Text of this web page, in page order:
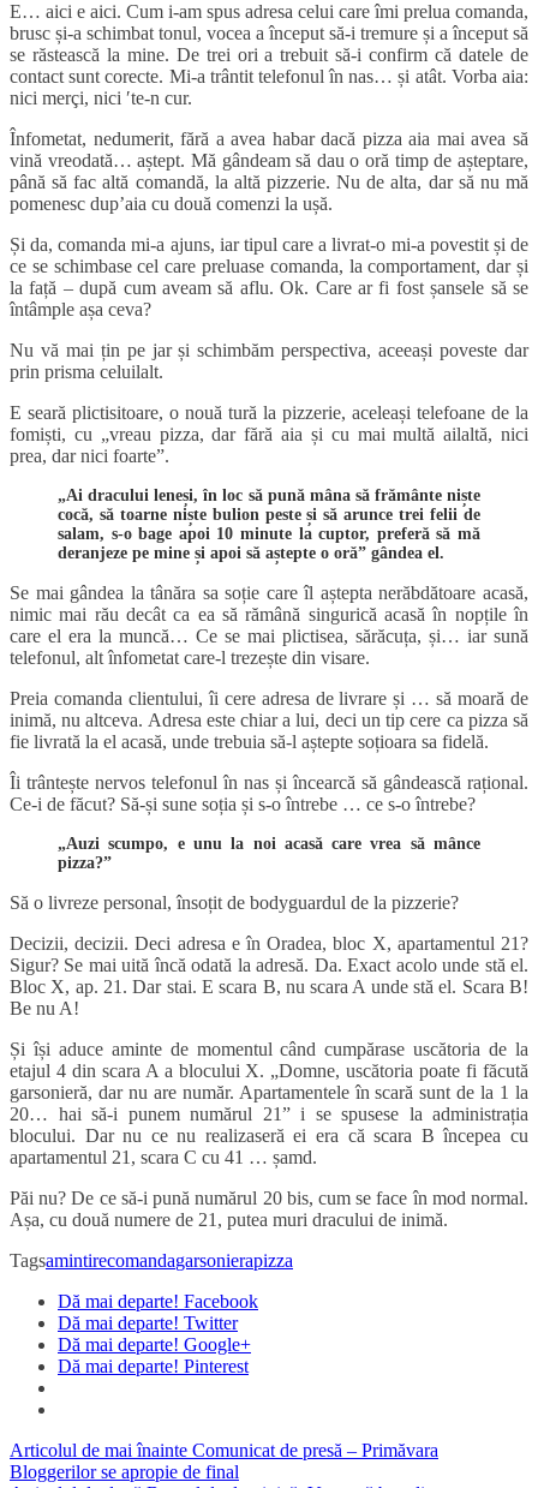
E… aici e aici. Cum i-am spus adresa celui care îmi prelua comanda,
brusc și-a schimbat tonul, vocea a început să-i tremure și a început să
se răstească la mine. De trei ori a trebuit să-i confirm că datele de
contact sunt corecte. Mi-a trântit telefonul în nas… și atât. Vorba aia:
nici merçi, nici ′te-n cur.
Înfometat, nedumerit, fără a avea habar dacă pizza aia mai avea să
vină vreodată… aștept. Mă gândeam să dau o oră timp de așteptare,
până să fac altă comandă, la altă pizzerie. Nu de alta, dar să nu mă
pomenesc dup’aia cu două comenzi la ușă.
Și da, comanda mi-a ajuns, iar tipul care a livrat-o mi-a povestit și de
ce se schimbase cel care preluase comanda, la comportament, dar și
la față – după cum aveam să aflu. Ok. Care ar fi fost șansele să se
întâmple așa ceva?
Nu vă mai țin pe jar și schimbăm perspectiva, aceeași poveste dar
prin prisma celuilalt.
E seară plictisitoare, o nouă tură la pizzerie, aceleași telefoane de la
fomiști, cu „vreau pizza, dar fără aia și cu mai multă ailaltă, nici
prea, dar nici foarte”.
„Ai dracului leneși, în loc să pună mâna să frământe niște
cocă, să toarne niște bulion peste și să arunce trei felii de
salam, s-o bage apoi 10 minute la cuptor, preferă să mă
deranjeze pe mine și apoi să aștepte o oră” gândea el.
Se mai gândea la tânăra sa soție care îl aștepta nerăbdătoare acasă,
nimic mai rău decât ca ea să rămână singurică acasă în nopțile în
care el era la muncă… Ce se mai plictisea, sărăcuța, și… iar sună
telefonul, alt înfometat care-l trezește din visare.
Preia comanda clientului, îi cere adresa de livrare și … să moară de
inimă, nu altceva. Adresa este chiar a lui, deci un tip cere ca pizza să
fie livrată la el acasă, unde trebuia să-l aștepte soțioara sa fidelă.
Îi trântește nervos telefonul în nas și încearcă să gândească rațional.
Ce-i de făcut? Să-și sune soția și s-o întrebe … ce s-o întrebe?
„Auzi scumpo, e unu la noi acasă care vrea să mânce
pizza?”
Să o livreze personal, însoțit de bodyguardul de la pizzerie?
Decizii, decizii. Deci adresa e în Oradea, bloc X, apartamentul 21?
Sigur? Se mai uită încă odată la adresă. Da. Exact acolo unde stă el.
Bloc X, ap. 21. Dar stai. E scara B, nu scara A unde stă el. Scara B!
Be nu A!
Și își aduce aminte de momentul când cumpărase uscătoria de la
etajul 4 din scara A a blocului X. „Domne, uscătoria poate fi făcută
garsonieră, dar nu are număr. Apartamentele în scară sunt de la 1 la
20… hai să-i punem numărul 21” i se spusese la administrația
blocului. Dar nu ce nu realizaseră ei era că scara B începea cu
apartamentul 21, scara C cu 41 … șamd.
Păi nu? De ce să-i pună numărul 20 bis, cum se face în mod normal.
Așa, cu două numere de 21, putea muri dracului de inimă.
Tagsamintirecomandagarsonierapizza
Dă mai departe! Facebook
Dă mai departe! Twitter
Dă mai departe! Google+
Dă mai departe! Pinterest
Articolul de mai înainte Comunicat de presă – Primăvara
Bloggerilor se apropie de final